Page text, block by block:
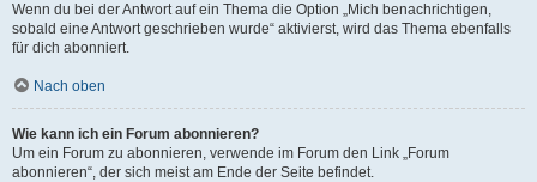
Wenn du bei der Antwort auf ein Thema die Option „Mich benachrichtigen,
sobald eine Antwort geschrieben wurde“ aktivierst, wird das Thema ebenfalls
für dich abonniert.
Nach oben
Wie kann ich ein Forum abonnieren?
Um ein Forum zu abonnieren, verwende im Forum den Link „Forum
abonnieren“, der sich meist am Ende der Seite befindet.